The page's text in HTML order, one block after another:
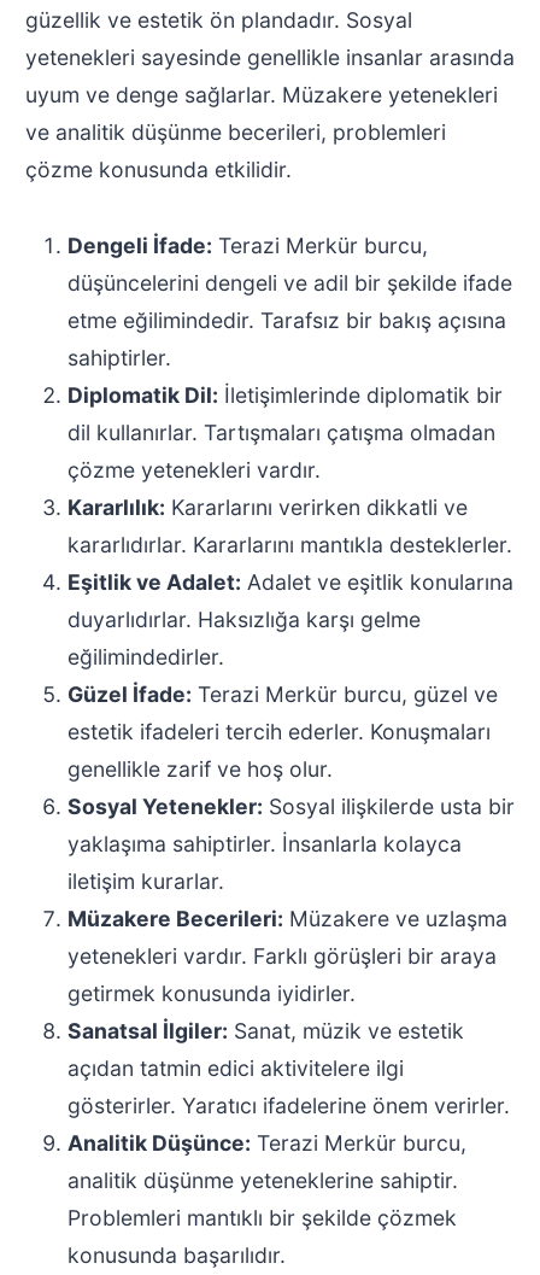
güzellik ve estetik ön plandadır. Sosyal
yetenekleri sayesinde genellikle insanlar arasında
uyum ve denge sağlarlar. Müzakere yetenekleri
ve analitik düşünme becerileri, problemleri
çözme konusunda etkilidir.
Dengeli İfade: Terazi Merkür burcu,
düşüncelerini dengeli ve adil bir şekilde ifade
etme eğilimindedir. Tarafsız bir bakış açısına
sahiptirler.
Diplomatik Dil: İletişimlerinde diplomatik bir
dil kullanırlar. Tartışmaları çatışma olmadan
çözme yetenekleri vardır.
Kararlılık: Kararlarını verirken dikkatli ve
kararlıdırlar. Kararlarını mantıkla desteklerler.
Eşitlik ve Adalet: Adalet ve eşitlik konularına
duyarlıdırlar. Haksızlığa karşı gelme
eğilimindedirler.
Güzel İfade: Terazi Merkür burcu, güzel ve
estetik ifadeleri tercih ederler. Konuşmaları
genellikle zarif ve hoş olur.
Sosyal Yetenekler: Sosyal ilişkilerde usta bir
yaklaşıma sahiptirler. İnsanlarla kolayca
iletişim kurarlar.
Müzakere Becerileri: Müzakere ve uzlaşma
yetenekleri vardır. Farklı görüşleri bir araya
getirmek konusunda iyidirler.
Sanatsal İlgiler: Sanat, müzik ve estetik
açıdan tatmin edici aktivitelere ilgi
gösterirler. Yaratıcı ifadelerine önem verirler.
Analitik Düşünce: Terazi Merkür burcu,
analitik düşünme yeteneklerine sahiptir.
Problemleri mantıklı bir şekilde çözmek
konusunda başarılıdır.